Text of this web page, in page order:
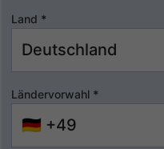
Land *
Ländervorwahl *